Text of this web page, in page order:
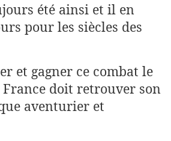
été ainsi et il en
pour les siècles des
et gagner ce combat le
France doit retrouver son
aventurier et